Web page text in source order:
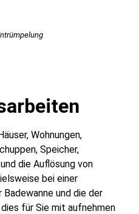
Wohnungen,
Speicher,
die Auflösung von
bei einer
Badewanne und die der
für Sie mit aufnehmen